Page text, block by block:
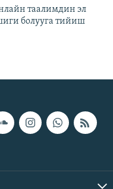
таалимдин эл
болууга тийиш